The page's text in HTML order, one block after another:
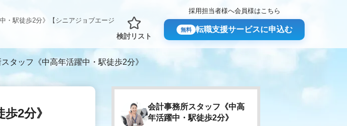
・駅徒歩2分》【シニアジョブエージ
検討リスト
採用担当者様へ会員様はこちら
無料 転職支援サービスに申込む
タッフ《中高年活躍中・駅徒歩2分》
2分》
会計事務所スタッフ《中高
年活躍中・駅徒歩2分》